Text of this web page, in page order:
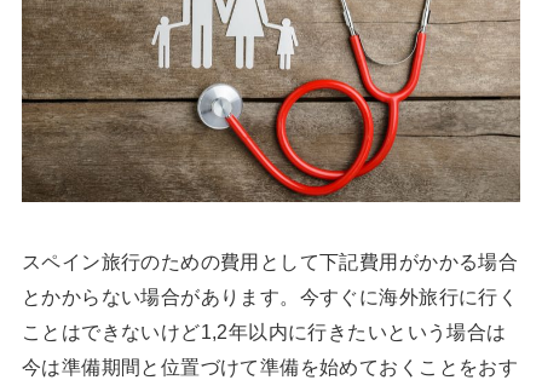
スペイン旅行のための費用として下記費用がかかる場合
とかからない場合があります。今すぐに海外旅行に行く
ことはできないけど1,2年以内に行きたいという場合は
今は準備期間と位置づけて準備を始めておくことをおす